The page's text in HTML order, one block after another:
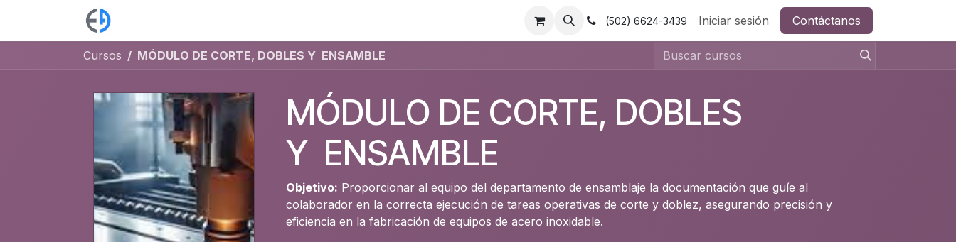
(502) 6624-3439 Iniciar sesión Contáctanos
Cursos MÓDULO DE CORTE, DOBLES Y ENSAMBLE
MÓDULO DE CORTE, DOBLES
Y ENSAMBLE
Objetivo: Proporcionar al equipo del departamento de ensamblaje la documentación que guíe al
colaborador en la correcta ejecución de tareas operativas de corte y doblez, asegurando precisión y
eficiencia en la fabricación de equipos de acero inoxidable.